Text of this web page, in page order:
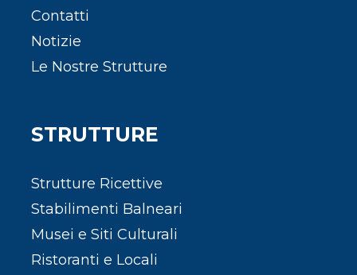
Contatti
Notizie
Le Nostre Strutture
STRUTTURE
Strutture Ricettive
Stabilimenti Balneari
Musei e Siti Culturali
Ristoranti e Locali